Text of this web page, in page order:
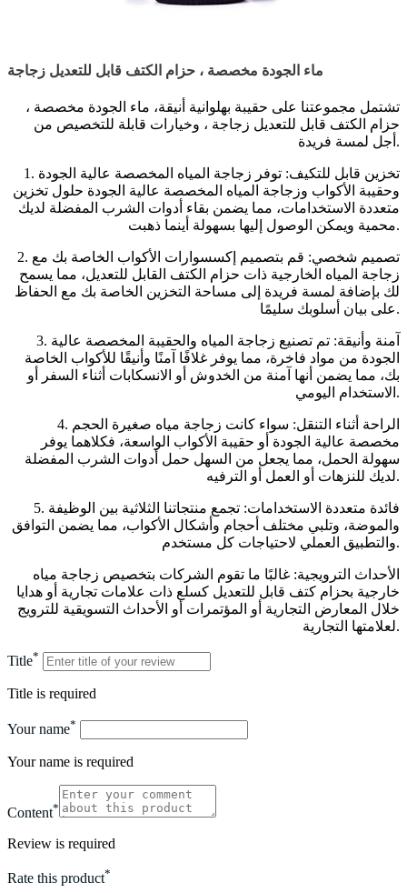
ماء الجودة مخصصة ، حزام الكتف قابل للتعديل زجاجة
تشتمل مجموعتنا على حقيبة بهلوانية أنيقة، ماء الجودة مخصصة ،
حزام الكتف قابل للتعديل زجاجة ، وخيارات قابلة للتخصيص من
أجل لمسة فريدة.
1. تخزين قابل للتكيف: توفر زجاجة المياه المخصصة عالية الجودة
وحقيبة الأكواب وزجاجة المياه المخصصة عالية الجودة حلول تخزين
متعددة الاستخدامات، مما يضمن بقاء أدوات الشرب المفضلة لديك
محمية ويمكن الوصول إليها بسهولة أينما ذهبت.
2. تصميم شخصي: قم بتصميم إكسسوارات الأكواب الخاصة بك مع
زجاجة المياه الخارجية ذات حزام الكتف القابل للتعديل، مما يسمح
لك بإضافة لمسة فريدة إلى مساحة التخزين الخاصة بك مع الحفاظ
على بيان أسلوبك سليمًا.
3. آمنة وأنيقة: تم تصنيع زجاجة المياه والحقيبة المخصصة عالية
الجودة من مواد فاخرة، مما يوفر غلافًا آمنًا وأنيقًا للأكواب الخاصة
بك، مما يضمن أنها آمنة من الخدوش أو الانسكابات أثناء السفر أو
الاستخدام اليومي.
4. الراحة أثناء التنقل: سواء كانت زجاجة مياه صغيرة الحجم
مخصصة عالية الجودة أو حقيبة الأكواب الواسعة، فكلاهما يوفر
سهولة الحمل، مما يجعل من السهل حمل أدوات الشرب المفضلة
لديك للنزهات أو العمل أو الترفيه.
5. فائدة متعددة الاستخدامات: تجمع منتجاتنا الثلاثية بين الوظيفة
والموضة، وتلبي مختلف أحجام وأشكال الأكواب، مما يضمن التوافق
والتطبيق العملي لاحتياجات كل مستخدم.
الأحداث الترويجية: غالبًا ما تقوم الشركات بتخصيص زجاجة مياه
خارجية بحزام كتف قابل للتعديل كسلع ذات علامات تجارية أو هدايا
خلال المعارض التجارية أو المؤتمرات أو الأحداث التسويقية للترويج
لعلامتها التجارية.
Title*
Title is required
Your name*
Your name is required
Content*
Review is required
Rate this product*